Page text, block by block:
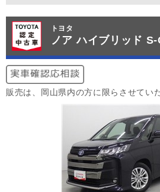
トヨタ
ノア ハイブリッド S-
販売は、岡山県内の方に限らさせてい